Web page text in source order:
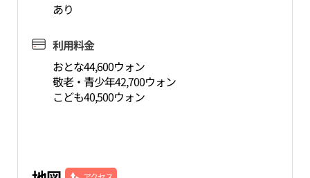
あり
利用料金
おとな44,600ウォン
敬老・青少年42,700ウォン
こども40,500ウォン